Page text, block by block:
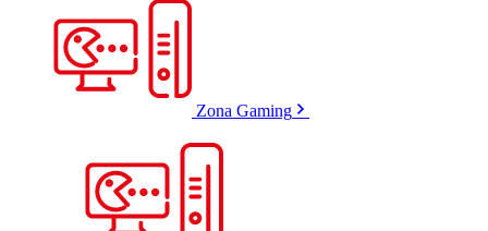
Zona Gaming